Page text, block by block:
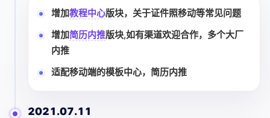
增加教程中心版块，关于证件照移动等常见问题
增加简历内推版块,如有渠道欢迎合作，多个大厂
内推
适配移动端的模板中心，简历内推
2021.07.11